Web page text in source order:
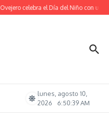
celebra el Día del Niño con una
lunes, agosto 10,
2026
6:50:39 AM